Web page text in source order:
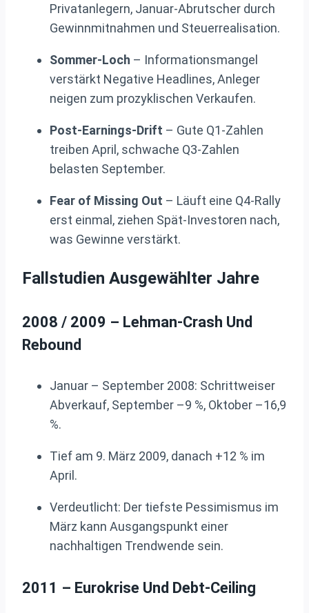
Privatanlegern, Januar-Abrutscher durch
Gewinnmitnahmen und Steuerrealisation.
Sommer-Loch – Informationsmangel
verstärkt Negative Headlines, Anleger
neigen zum prozyklischen Verkaufen.
Post-Earnings-Drift – Gute Q1-Zahlen
treiben April, schwache Q3-Zahlen
belasten September.
Fear of Missing Out – Läuft eine Q4-Rally
erst einmal, ziehen Spät-Investoren nach,
was Gewinne verstärkt.
Fallstudien Ausgewählter Jahre
2008 / 2009 – Lehman-Crash Und
Rebound
Januar – September 2008: Schrittweiser
Abverkauf, September –9 %, Oktober –16,9
%.
Tief am 9. März 2009, danach +12 % im
April.
Verdeutlicht: Der tiefste Pessimismus im
März kann Ausgangspunkt einer
nachhaltigen Trendwende sein.
2011 – Eurokrise Und Debt-Ceiling